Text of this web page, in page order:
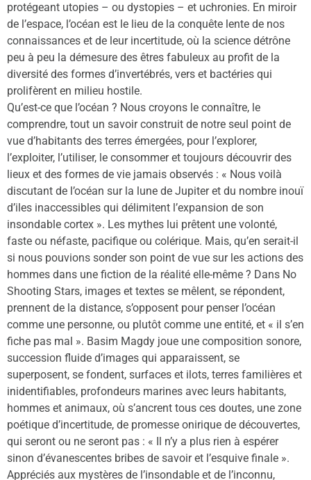
protégeant utopies – ou dystopies – et uchronies. En miroir
de l’espace, l’océan est le lieu de la conquête lente de nos
connaissances et de leur incertitude, où la science détrône
peu à peu la démesure des êtres fabuleux au profit de la
diversité des formes d’invertébrés, vers et bactéries qui
prolifèrent en milieu hostile.
Qu’est-ce que l’océan ? Nous croyons le connaître, le
comprendre, tout un savoir construit de notre seul point de
vue d’habitants des terres émergées, pour l’explorer,
l’exploiter, l’utiliser, le consommer et toujours découvrir des
lieux et des formes de vie jamais observés : « Nous voilà
discutant de l’océan sur la lune de Jupiter et du nombre inouï
d’iles inaccessibles qui délimitent l’expansion de son
insondable cortex ». Les mythes lui prêtent une volonté,
faste ou néfaste, pacifique ou colérique. Mais, qu’en serait-il
si nous pouvions sonder son point de vue sur les actions des
hommes dans une fiction de la réalité elle-même ? Dans No
Shooting Stars, images et textes se mêlent, se répondent,
prennent de la distance, s’opposent pour penser l’océan
comme une personne, ou plutôt comme une entité, et « il s’en
fiche pas mal ». Basim Magdy joue une composition sonore,
succession fluide d’images qui apparaissent, se
superposent, se fondent, surfaces et ilots, terres familières et
inidentifiables, profondeurs marines avec leurs habitants,
hommes et animaux, où s’ancrent tous ces doutes, une zone
poétique d’incertitude, de promesse onirique de découvertes,
qui seront ou ne seront pas : « Il n’y a plus rien à espérer
sinon d’évanescentes bribes de savoir et l’esquive finale ».
Appréciés aux mystères de l’insondable et de l’inconnu,